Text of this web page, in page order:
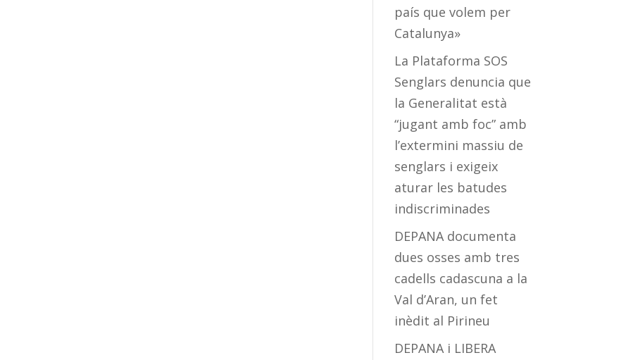
país que volem per
Catalunya»
La Plataforma SOS
Senglars denuncia que
la Generalitat està
“jugant amb foc” amb
l’extermini massiu de
senglars i exigeix
aturar les batudes
indiscriminades
DEPANA documenta
dues osses amb tres
cadells cadascuna a la
Val d’Aran, un fet
inèdit al Pirineu
DEPANA i LIBERA